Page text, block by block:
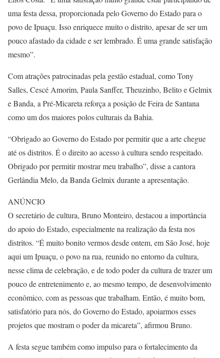
uma festa dessa, proporcionada pelo Governo do Estado para o
povo de Ipuaçu. Isso enriquece muito o distrito, apesar de ser um
pouco afastado da cidade e ser lembrado. É uma grande satisfação
mesmo”.
Com atrações patrocinadas pela gestão estadual, como Tony
Salles, Cescé Amorim, Paula Sanffer, Theuzinho, Belito e Gelmix
e Banda, a Pré-Micareta reforça a posição de Feira de Santana
como um dos maiores polos culturais da Bahia.
“Obrigado ao Governo do Estado por permitir que a arte chegue
até os distritos. É o direito ao acesso à cultura sendo respeitado.
Obrigado por permitir mostrar meu trabalho”, disse a cantora
Gerlândia Melo, da Banda Gelmix durante a apresentação.
ANÚNCIO
O secretário de cultura, Bruno Monteiro, destacou a importância
do apoio do Estado, especialmente na realização da festa nos
distritos. “É muito bonito vermos desde ontem, em São José, hoje
aqui um Ipuaçu, o povo na rua, reunido no entorno da cultura,
nesse clima de celebração, e de todo poder da cultura de trazer um
pouco de entretenimento e, ao mesmo tempo, de desenvolvimento
econômico, com as pessoas que trabalham. Então, é muito bom,
satisfatório para nós, do Governo do Estado, apoiarmos esses
projetos que mostram o poder da micareta”, afirmou Bruno.
A festa segue também como impulso para o fortalecimento da